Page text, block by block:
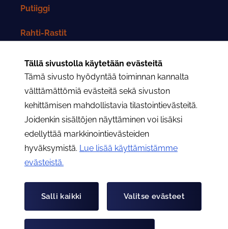
Tällä sivustolla käytetään evästeitä
Tämä sivusto hyödyntää toiminnan kannalta
välttämättömiä evästeitä sekä sivuston
kehittämisen mahdollistavia tilastointievästeitä.
Joidenkin sisältöjen näyttäminen voi lisäksi
edellyttää markkinointievästeiden
hyväksymistä. Lue lisää käyttämistämme
evästeistä.​​​​​​
Salli kaikki Valitse evästeet
Putiiggi
Rahti-Rastit
Rahtarit-lehti
Yhteystiedot
Rahtarit ry:n yhteystiedot
Osastojen yhteystiedot
Hae